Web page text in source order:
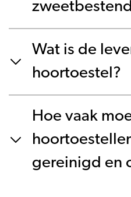
Wat is de
hoortoestel?
Hoe vaak
gereinigd en